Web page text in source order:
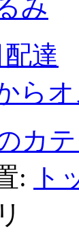
み
達
ら
カテ
:
ト